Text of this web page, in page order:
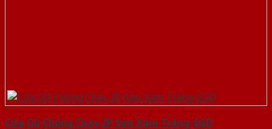
Cửa Gỗ Chống Cháy 2P Sơn Xám Trắng-SGD